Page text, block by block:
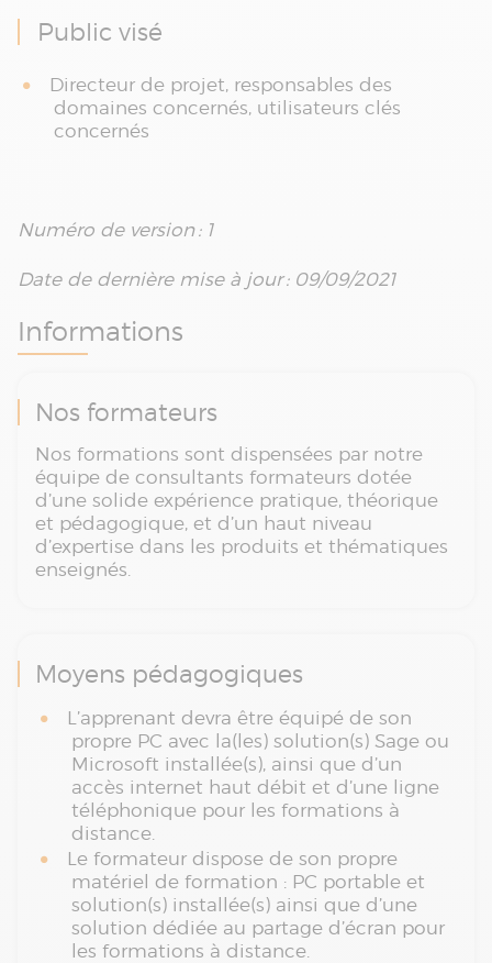
Public visé
Directeur de projet, responsables des
domaines concernés, utilisateurs clés
concernés
Numéro de version : 1
Date de dernière mise à jour : 09/09/2021
Informations
Nos formateurs
Nos formations sont dispensées par notre
équipe de consultants formateurs dotée
d’une solide expérience pratique, théorique
et pédagogique, et d’un haut niveau
d’expertise dans les produits et thématiques
enseignés.
Moyens pédagogiques
L’apprenant devra être équipé de son
propre PC avec la(les) solution(s) Sage ou
Microsoft installée(s), ainsi que d’un
accès internet haut débit et d’une ligne
téléphonique pour les formations à
distance.
Le formateur dispose de son propre
matériel de formation : PC portable et
solution(s) installée(s) ainsi que d’une
solution dédiée au partage d’écran pour
les formations à distance.